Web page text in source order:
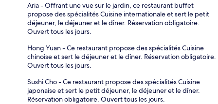
Aria - Offrant une vue sur le jardin, ce restaurant buffet
propose des spécialités Cuisine internationale et sert le petit
déjeuner, le déjeuner et le dîner. Réservation obligatoire.
Ouvert tous les jours.
Hong Yuan - Ce restaurant propose des spécialités Cuisine
chinoise et sert le déjeuner et le dîner. Réservation obligatoire.
Ouvert tous les jours.
Sushi Cho - Ce restaurant propose des spécialités Cuisine
japonaise et sert le petit déjeuner, le déjeuner et le dîner.
Réservation obligatoire. Ouvert tous les jours.